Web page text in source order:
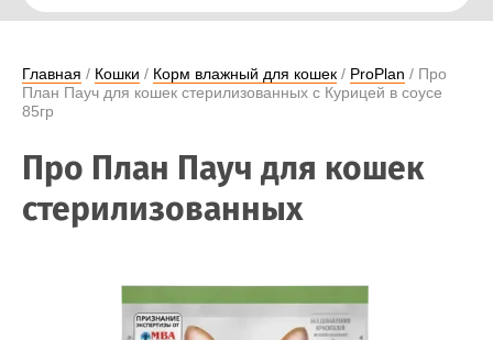
Главная / Кошки / Корм влажный для кошек / ProPlan / Про
План Пауч для кошек стерилизованных с Курицей в соусе
85гр
Про План Пауч для кошек
стерилизованных